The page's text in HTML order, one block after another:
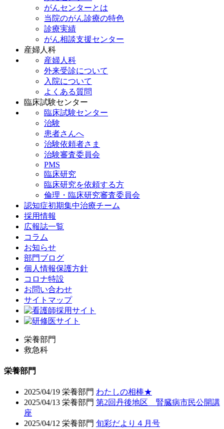
がんセンターとは
当院のがん診療の特色
診療実績
がん相談支援センター
産婦人科
産婦人科
外来受診について
入院について
よくある質問
臨床試験センター
臨床試験センター
治験
患者さんへ
治験依頼者さま
治験審査委員会
PMS
臨床研究
臨床研究を依頼する方
倫理・臨床研究審査委員会
認知症初期集中治療チーム
採用情報
広報誌一覧
コラム
お知らせ
部門ブログ
個人情報保護方針
コロナ特設
お問い合わせ
サイトマップ
栄養部門
救急科
栄養部門
2025/04/19 栄養部門 わたしの相棒★
2025/04/13 栄養部門 第2回丹後地区 腎臓病市民公開講
座
2025/04/12 栄養部門 旬彩だより４月号